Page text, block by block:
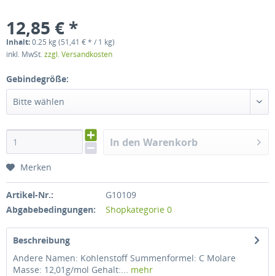
12,85 € *
Inhalt:0.25 kg (51,41 € * / 1 kg)
inkl. MwSt.zzgl. Versandkosten
Gebindegröße:
Bitte wählen
In den Warenkorb
Merken
Artikel-Nr.:
G10109
Abgabebedingungen:
Shopkategorie 0
Beschreibung
Andere Namen: Kohlenstoff Summenformel: C Molare
Masse: 12,01g/mol Gehalt:... mehr